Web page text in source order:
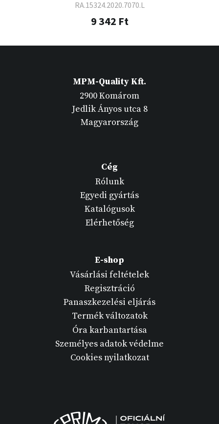
RA.15324.2020.7070.L
9 342 Ft
MPM-Quality Kft.
2900 Komárom
Jedlik Ányos utca 8
Magyarország
Cég
Rólunk
Egyedi gyártás
Katalógusok
Elérhetőség
E-shop
Vásárlási feltételek
Regisztráció
Panaszkezelési eljárás
Termék változatok
Óra karbantartása
Személyes adatok védelme
Cookies nyilatkozat